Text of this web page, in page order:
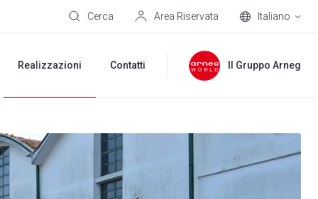
Cerca Area Riservata Italiano
Realizzazioni Contatti Il Gruppo Arneg